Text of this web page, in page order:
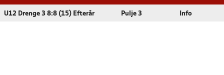
U12 Drenge 3 8:8 (15) Efterår Pulje 3 Info